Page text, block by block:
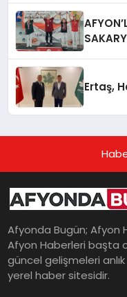
Ertaş,
Afyonda Bugün; Afyon
Afyon Haberleri başta
güncel gelişmeleri
yerel haber sitesidir.